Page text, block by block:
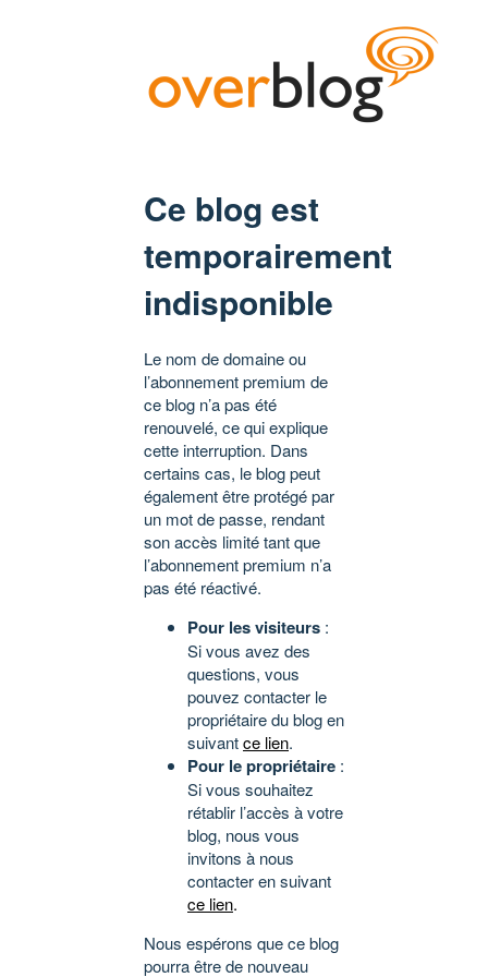
Ce blog est
temporairement
indisponible
Le nom de domaine ou
l’abonnement premium de
ce blog n’a pas été
renouvelé, ce qui explique
cette interruption. Dans
certains cas, le blog peut
également être protégé par
un mot de passe, rendant
son accès limité tant que
l’abonnement premium n’a
pas été réactivé.
Pour les visiteurs :
Si vous avez des
questions, vous
pouvez contacter le
propriétaire du blog en
suivantce lien.
Pour le propriétaire :
Si vous souhaitez
rétablir l’accès à votre
blog, nous vous
invitons à nous
contacter en suivant
ce lien.
Nous espérons que ce blog
pourra être de nouveau